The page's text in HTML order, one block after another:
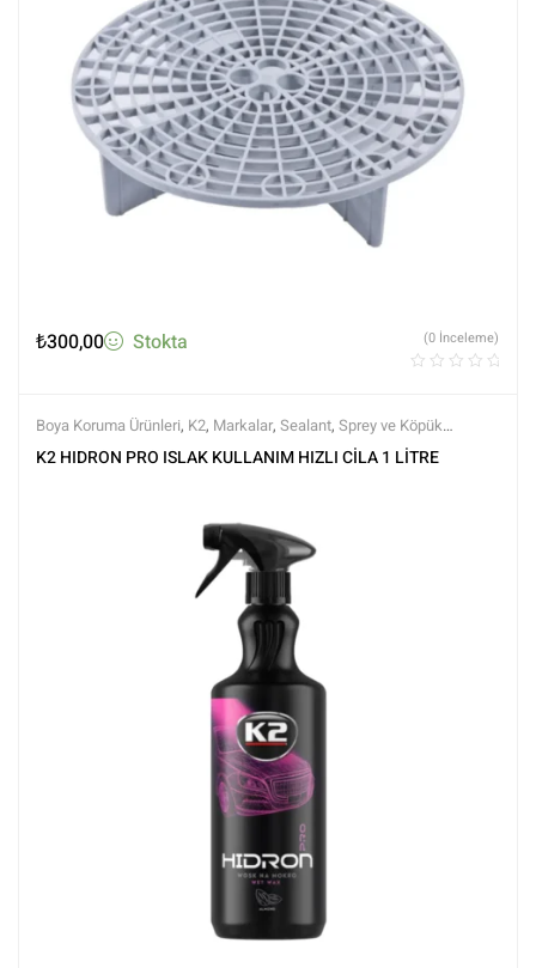
₺300,00 Stokta (0 İnceleme)
Boya Koruma Ürünleri, K2, Markalar, Sealant, Sprey ve Köpük
Ürünleri,Tüm Ürünler, Tüm Ürünler
K2 HIDRON PRO ISLAK KULLANIM HIZLI CİLA 1 LİTRE